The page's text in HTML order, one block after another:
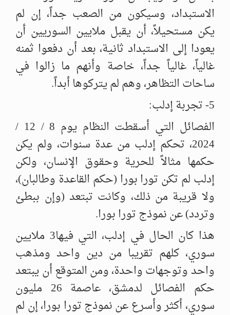
الاستبداد، وسيكون من الصعب جداً، إن لم
يكن مستحيلاً، أن يقبل ملايين السوريين أن
يعودا إلى الاستبداد ثانية، بعد أن دفعوا ثمنه
غالياً، غالياً جداً، خاصة وأنهم ما زالوا في
ساحات التظاهر، وهم لم يتركوها أبداً.
5- تجربة إدلب:
الفصائل التي أسقطت النظام يوم 8 / 12 /
2024، تحكم إدلب من عدة سنوات، ولم يكن
حكمها مثالاً للحرية وحقوق الإنسان، ولكن
إدلب لم تكن تورا بورا (حكم القاعدة وطالبان)،
ولا قريبة من ذلك، وكانت تبتعد (وإن ببطئ
وتردد) عن نموذج تورا بورا.
هذا كان الحال في إدلب، التي فيها3 ملايين
سوري، كلهم تقريبا من دين واحد ومذهب
واحد وتوجهات واحدة، ومن المتوقع أن يبتعد
حكم الفصائل لدمشق، عاصمة 26 مليون
سوري، أكثر وأسرع عن نموذج تورا بورا، إن لم